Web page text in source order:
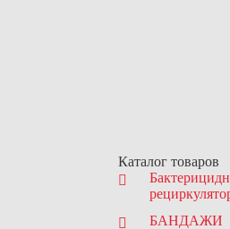
Каталог товаров
БАНДАЖИ